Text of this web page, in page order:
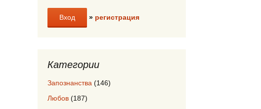
» регистрация
Категории
Запознанства (146)
Любов (187)